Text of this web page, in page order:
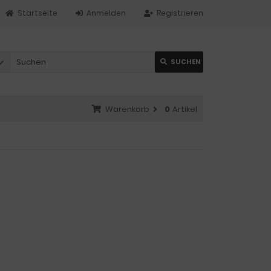
Registrieren
Anmelden
Startseite
SUCHEN
Warenkorb 0 Artikel